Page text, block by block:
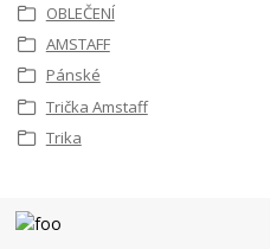
OBLEČENÍ
AMSTAFF
Pánské
Trička Amstaff
Trika